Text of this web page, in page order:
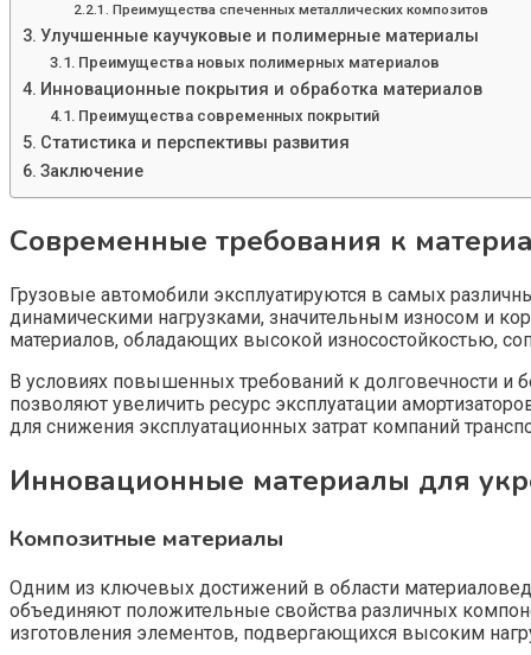
Преимущества спеченных металлических композитов
Улучшенные каучуковые и полимерные материалы
Преимущества новых полимерных материалов
Инновационные покрытия и обработка материалов
Преимущества современных покрытий
Статистика и перспективы развития
Заключение
Современные требования к
Грузовые автомобили эксплуатируются в самых
динамическими нагрузками, значительным износом и
материалов, обладающих высокой износостойкостью,
В условиях повышенных требований к долговечности и
позволяют увеличить ресурс эксплуатации
для снижения эксплуатационных затрат компаний
Инновационные материалы для
Композитные материалы
Одним из ключевых достижений в области
объединяют положительные свойства различных
изготовления элементов, подвергающихся высоким